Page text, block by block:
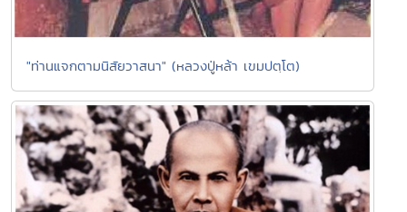
"ท่านแจกตามนิสัยวาสนา" (หลวงปู่หล้า เขมปตฺโต)